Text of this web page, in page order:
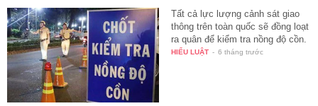
Tất cả lực lượng cảnh sát giao
thông trên toàn quốc sẽ đồng loạt
ra quân để kiểm tra nồng độ cồn.
HIỂU LUẬT - 6 tháng trước